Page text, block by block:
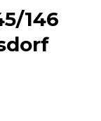
146